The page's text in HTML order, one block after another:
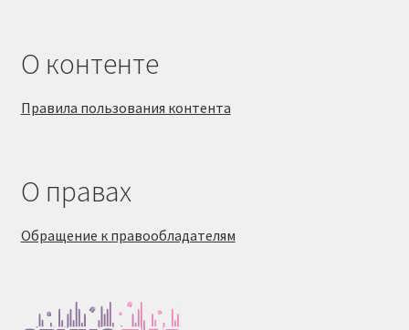
О контенте
Правила пользования контента
О правах
Обращение к правообладателям